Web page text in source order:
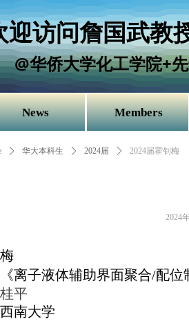
News Members
迎访问詹国武教
@华侨大学化工学院+
ꄲ 华大本科生 ꄲ 2024届 ꄲ 2024届霍钊梅
离子液体辅助界面聚合/配位
平
南大学
2024